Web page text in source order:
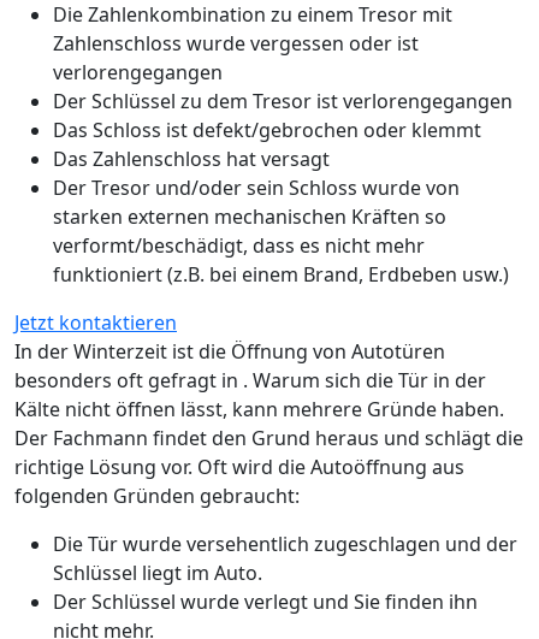
Die Zahlenkombination zu einem Tresor mit
Zahlenschloss wurde vergessen oder ist
verlorengegangen
Der Schlüssel zu dem Tresor ist verlorengegangen
Das Schloss ist defekt/gebrochen oder klemmt
Das Zahlenschloss hat versagt
Der Tresor und/oder sein Schloss wurde von
starken externen mechanischen Kräften so
verformt/beschädigt, dass es nicht mehr
funktioniert (z.B. bei einem Brand, Erdbeben usw.)
Jetzt kontaktieren
In der Winterzeit ist die Öffnung von Autotüren
besonders oft gefragt in . Warum sich die Tür in der
Kälte nicht öffnen lässt, kann mehrere Gründe haben.
Der Fachmann findet den Grund heraus und schlägt die
richtige Lösung vor. Oft wird die Autoöffnung aus
folgenden Gründen gebraucht:
Die Tür wurde versehentlich zugeschlagen und der
Schlüssel liegt im Auto.
Der Schlüssel wurde verlegt und Sie finden ihn
nicht mehr.